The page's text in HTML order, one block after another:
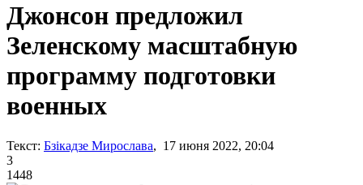
Джонсон предложил
Зеленскому масштабную
программу подготовки
военных
Текст: Бзікадзе Мирослава, 17 июня 2022, 20:04
3
1448